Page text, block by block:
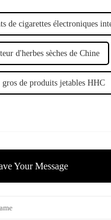
de cigarettes électroniques
d'herbes sèches de Chine
gros de produits jetables HHC
Your Message